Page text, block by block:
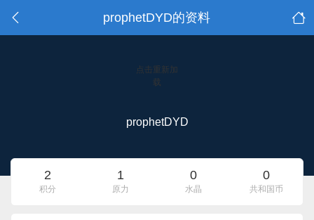
prophetDYD的资料
点击重新加
载
prophetDYD
2
积分
1
原力
0
水晶
0
共和国币